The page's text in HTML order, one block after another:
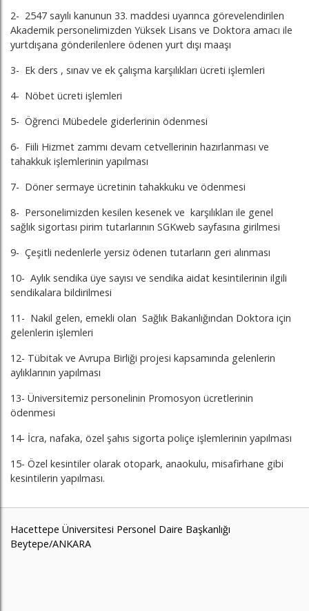
2- 2547 sayılı kanunun 33. maddesi uyarınca görevelendirilen
Akademik personelimizden Yüksek Lisans ve Doktora amacı ile
yurtdışana gönderilenlere ödenen yurt dışı maaşı
3- Ek ders , sınav ve ek çalışma karşılıkları ücreti işlemleri
4- Nöbet ücreti işlemleri
5- Öğrenci Mübedele giderlerinin ödenmesi
6- Fiili Hizmet zammı devam cetvellerinin hazırlanması ve
tahakkuk işlemlerinin yapılması
7- Döner sermaye ücretinin tahakkuku ve ödenmesi
8- Personelimizden kesilen kesenek ve karşılıkları ile genel
sağlık sigortası pirim tutarlarının SGKweb sayfasına girilmesi
9- Çeşitli nedenlerle yersiz ödenen tutarların geri alınması
10- Aylık sendika üye sayısı ve sendika aidat kesintilerinin ilgili
sendikalara bildirilmesi
11- Nakil gelen, emekli olan Sağlık Bakanlığından Doktora için
gelenlerin işlemleri
12- Tübitak ve Avrupa Birliği projesi kapsamında gelenlerin
aylıklarının yapılması
13- Üniversitemiz personelinin Promosyon ücretlerinin
ödenmesi
14- İcra, nafaka, özel şahıs sigorta poliçe işlemlerinin yapılması
15- Özel kesintiler olarak otopark, anaokulu, misafirhane gibi
kesintilerin yapılması.
Hacettepe Üniversitesi Personel Daire Başkanlığı
Beytepe/ANKARA